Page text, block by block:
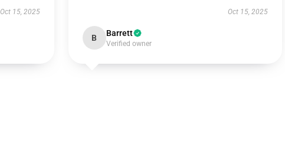
Oct 15, 2025 Oct 15, 2025
B Barrett
Verified owner